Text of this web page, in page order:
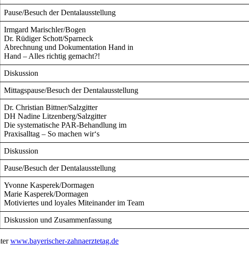
Pause/Besuch der Dentalausstellung
Irmgard Marischler/Bogen
Dr. Rüdiger Schott/Sparneck
Abrechnung und Dokumentation Hand in
Hand – Alles richtig gemacht?!
Diskussion
Mittagspause/Besuch der Dentalausstellung
Dr. Christian Bittner/Salzgitter
DH Nadine Litzenberg/Salzgitter
Die systematische PAR-Behandlung im
Praxisalltag – So machen wir‘s
Diskussion
Pause/Besuch der Dentalausstellung
Yvonne Kasperek/Dormagen
Marie Kasperek/Dormagen
Motiviertes und loyales Miteinander im Team
Diskussion und Zusammenfassung
www.bayerischer-zahnaerztetag.de